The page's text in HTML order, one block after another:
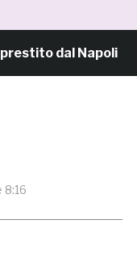
dal Napoli
8:16